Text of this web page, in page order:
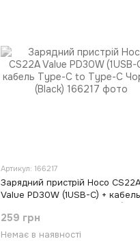
Артикул: 166217
Зарядний пристрій Hoco
Value PD30W (1USB-C) + кабель
259 грн
Немає в наявності